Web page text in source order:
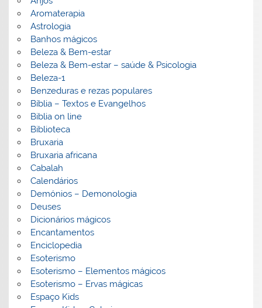
Aromaterapia
Astrologia
Banhos mágicos
Beleza & Bem-estar
Beleza & Bem-estar – saúde & Psicologia
Beleza-1
Benzeduras e rezas populares
Bíblia – Textos e Evangelhos
Biblia on line
Biblioteca
Bruxaria
Bruxaria africana
Cabalah
Calendários
Demónios – Demonologia
Deuses
Dicionários mágicos
Encantamentos
Enciclopedia
Esoterismo
Esoterismo – Elementos mágicos
Esoterismo – Ervas mágicas
Espaço Kids